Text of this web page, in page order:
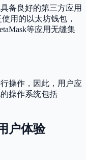
备良好的第三方应用
用的以太坊钱包，
等应用无缝集
操作，因此，用户应
操作系统包括
户体验